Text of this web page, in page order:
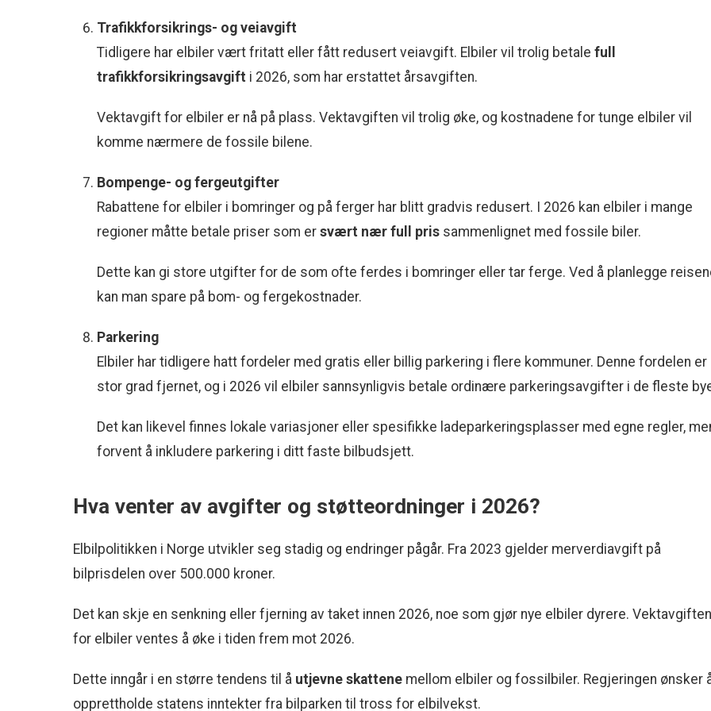
Trafikkforsikrings- og veiavgift
Tidligere har elbiler vært fritatt eller fått redusert veiavgift. Elbiler vil trolig betale full
trafikkforsikringsavgift i 2026, som har erstattet årsavgiften.
Vektavgift for elbiler er nå på plass. Vektavgiften vil trolig øke, og kostnadene for tunge elbiler vil
komme nærmere de fossile bilene.
Bompenge- og fergeutgifter
Rabattene for elbiler i bomringer og på ferger har blitt gradvis redusert. I 2026 kan elbiler i mange
regioner måtte betale priser som er svært nær full pris sammenlignet med fossile biler.
Dette kan gi store utgifter for de som ofte ferdes i bomringer eller tar ferge. Ved å planlegge
kan man spare på bom- og fergekostnader.
Parkering
Elbiler har tidligere hatt fordeler med gratis eller billig parkering i flere kommuner. Denne fordelen er
stor grad fjernet, og i 2026 vil elbiler sannsynligvis betale ordinære parkeringsavgifter i de fleste
Det kan likevel finnes lokale variasjoner eller spesifikke ladeparkeringsplasser med egne regler,
forvent å inkludere parkering i ditt faste bilbudsjett.
Hva venter av avgifter og støtteordninger i 2026?
Elbilpolitikken i Norge utvikler seg stadig og endringer pågår. Fra 2023 gjelder merverdiavgift på
bilprisdelen over 500.000 kroner.
Det kan skje en senkning eller fjerning av taket innen 2026, noe som gjør nye elbiler dyrere. Vektavgiften
for elbiler ventes å øke i tiden frem mot 2026.
Dette inngår i en større tendens til å utjevne skattene mellom elbiler og fossilbiler. Regjeringen ønsker
opprettholde statens inntekter fra bilparken til tross for elbilvekst.